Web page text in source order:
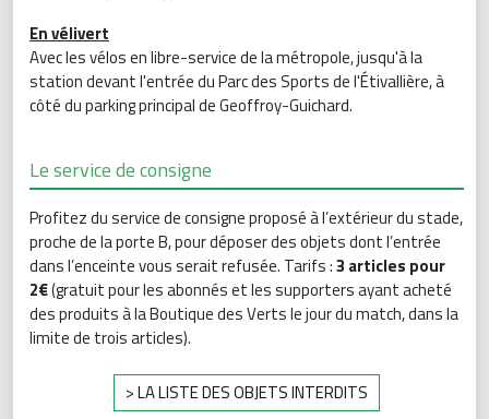
En vélivert
Avec les vélos en libre-service de la métropole, jusqu'à la
station devant l'entrée du Parc des Sports de l'Étivallière, à
côté du parking principal de Geoffroy-Guichard.
Le service de consigne
Profitez du service de consigne proposé à l’extérieur du stade,
proche de la porte B, pour déposer des objets dont l’entrée
dans l’enceinte vous serait refusée. Tarifs :3 articles pour
2€(gratuit pour les abonnés et les supporters ayant acheté
des produits à la Boutique des Verts le jour du match, dans la
limite de trois articles).
> LA LISTE DES OBJETS INTERDITS